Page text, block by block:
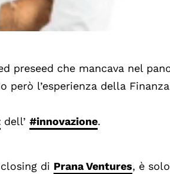
preseed che mancava nel
l’esperienza della Finanza
dell’ #innovazione.
di Prana Ventures, è